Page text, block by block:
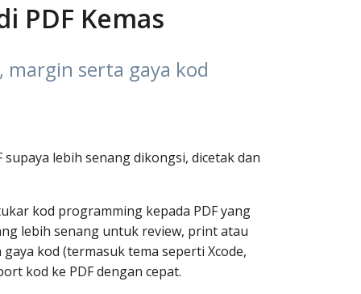
PDF Kemas
margin serta gaya kod
lebih senang dikongsi, dicetak dan
kod programming kepada PDF yang
lebih senang untuk review, print atau
kod (termasuk tema seperti Xcode,
kod ke PDF dengan cepat.